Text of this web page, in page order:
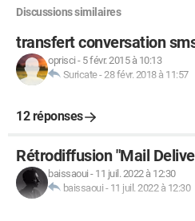
Discussions similaires
transfert conversation
oprisci - 5 févr. 2015 à 10:13
Suricate-28 févr. 2018 à 11:57
12 réponses
Rétrodiffusion "Mail
baissaoui - 11 juil. 2022 à 12:30
baissaoui - 11 juil. 2022 à 12:30